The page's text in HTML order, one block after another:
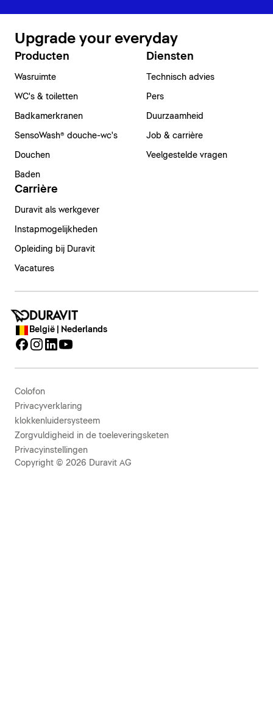
Upgrade your everyday
Producten
Wasruimte
WC's & toiletten
Badkamerkranen
SensoWash® douche-wc's
Douchen
Baden
Diensten
Technisch advies
Pers
Duurzaamheid
Job & carrière
Veelgestelde vragen
Carrière
Duravit als werkgever
Instapmogelijkheden
Opleiding bij Duravit
Vacatures
België | Nederlands
Colofon
Privacyverklaring
klokkenluidersysteem
Zorgvuldigheid in de toeleveringsketen
Privacyinstellingen
Copyright © 2026 Duravit AG